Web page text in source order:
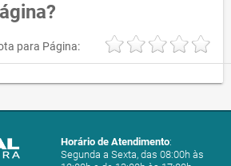
para Página:
Horário de Atendimento:
Segunda a Sexta, das 08:00h às